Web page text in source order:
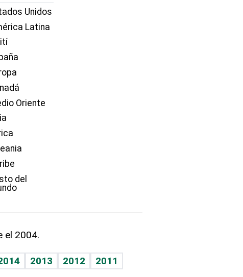
Unidos
Latina
Oriente
del
el 2004.
2013 2012
2011